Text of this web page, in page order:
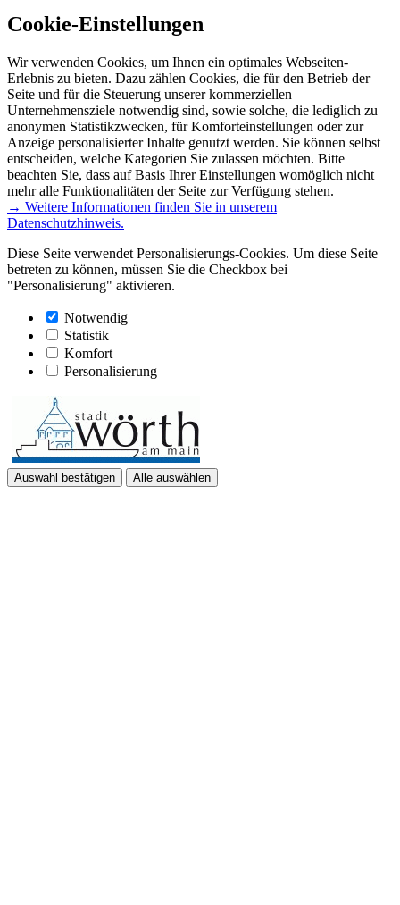
Cookie-Einstellungen
Wir verwenden Cookies, um Ihnen ein optimales Webseiten-
Erlebnis zu bieten. Dazu zählen Cookies, die für den Betrieb der
Seite und für die Steuerung unserer kommerziellen
Unternehmensziele notwendig sind, sowie solche, die lediglich zu
anonymen Statistikzwecken, für Komforteinstellungen oder zur
Anzeige personalisierter Inhalte genutzt werden. Sie können selbst
entscheiden, welche Kategorien Sie zulassen möchten. Bitte
beachten Sie, dass auf Basis Ihrer Einstellungen womöglich nicht
mehr alle Funktionalitäten der Seite zur Verfügung stehen.
→ Weitere Informationen finden Sie in unserem
Datenschutzhinweis.
Diese Seite verwendet Personalisierungs-Cookies. Um diese Seite
betreten zu können, müssen Sie die Checkbox bei
"Personalisierung" aktivieren.
Notwendig
Statistik
Komfort
Personalisierung
Auswahl bestätigen Alle auswählen